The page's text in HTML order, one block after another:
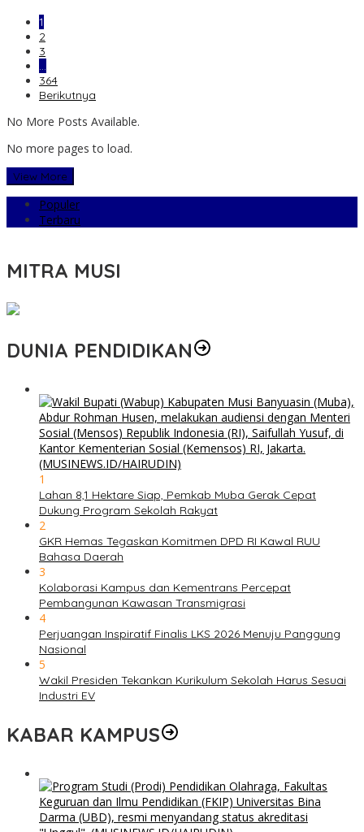
1
2
3
…
364
Berikutnya
No More Posts Available.
No more pages to load.
View More
Populer
Terbaru
MITRA MUSI
DUNIA PENDIDIKAN
1
Lahan 8,1 Hektare Siap, Pemkab Muba Gerak Cepat
Dukung Program Sekolah Rakyat
2
GKR Hemas Tegaskan Komitmen DPD RI Kawal RUU
Bahasa Daerah
3
Kolaborasi Kampus dan Kementrans Percepat
Pembangunan Kawasan Transmigrasi
4
Perjuangan Inspiratif Finalis LKS 2026 Menuju Panggung
Nasional
5
Wakil Presiden Tekankan Kurikulum Sekolah Harus Sesuai
Industri EV
KABAR KAMPUS